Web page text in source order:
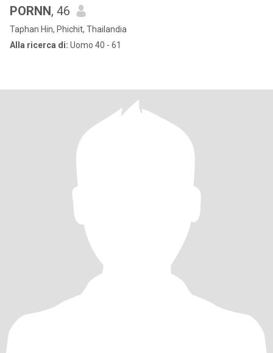
PORNN, 46
Taphan Hin, Phichit, Thailandia
Alla ricerca di: Uomo 40 - 61